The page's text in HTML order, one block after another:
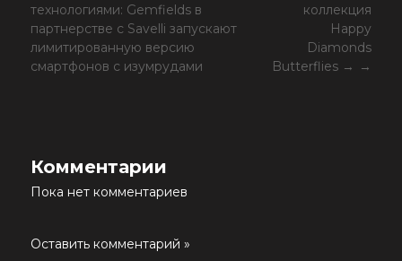
технологиями: Gemfields в
партнерстве с Savelli запускают
лимитированную версию
смартфонов с изумрудами
коллекция
Happy
Diamonds
Butterflies →
Комментарии
Пока нет комментариев
Оставить комментарий »